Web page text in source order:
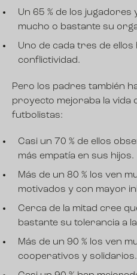
Un 65 % de los
mucho o bastante su
Uno de cada tres de ellos
conflictividad.
Pero los padres también
proyecto mejoraba la vida
futbolistas:
Casi un 70 % de ellos
más empatía en sus hijos.
Más de un 80 % los ven
motivados y con mayor
Cerca de la mitad cree
bastante su tolerancia a
Más de un 90 % los ven
cooperativos y solidarios.